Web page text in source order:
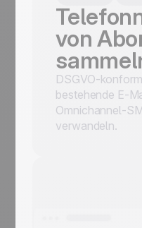
von
DSGVO-
bestehende E-
Omnichannel-
verwandeln.